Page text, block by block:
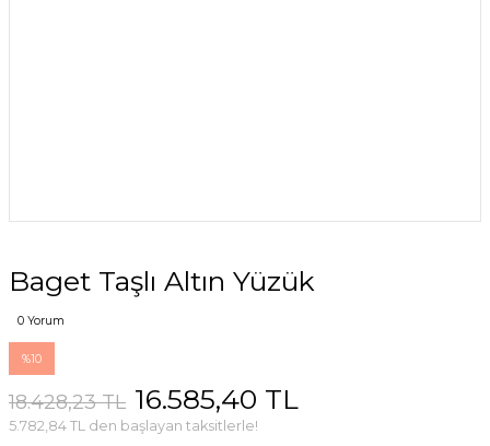
Baget Taşlı Altın Yüzük
0 Yorum
%10
18.428,23 TL 16.585,40 TL
5.782,84 TL den başlayan taksitlerle!